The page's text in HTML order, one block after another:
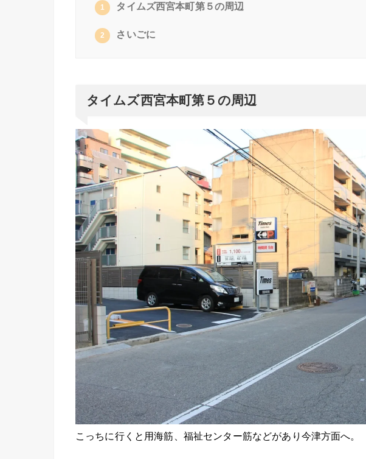
1 タイムズ西宮本町第５の周辺
2 さいごに
タイムズ西宮本町第５の周辺
こっちに行くと用海筋、福祉センター筋などがあり今津方面へ。